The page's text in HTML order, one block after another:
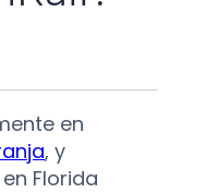
en
, y
en Florida